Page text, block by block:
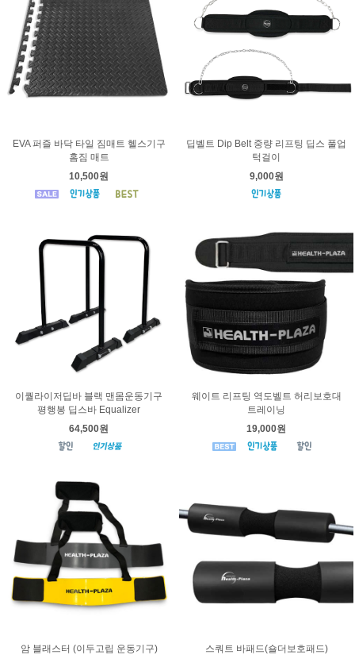
EVA 퍼즐 바닥 타일 짐매트 헬스기구
홈짐 매트
10,500원
딥벨트 Dip Belt 중량 리프팅 딥스 풀업
턱걸이
9,000원
이퀄라이저딥바 블랙 맨몸운동기구
평행봉 딥스바 Equalizer
64,500원
웨이트 리프팅 역도벨트 허리보호대
트레이닝
19,000원
암 블래스터 (이두고립 운동기구)
스쿼트 바패드(숄더보호패드)